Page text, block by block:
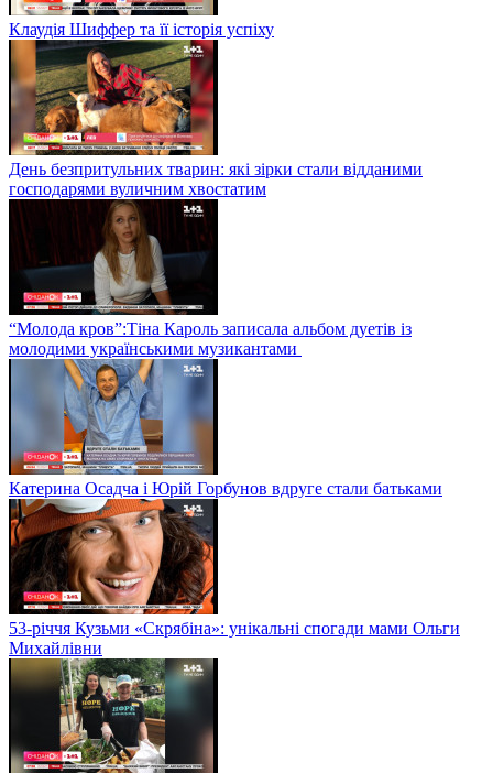
Клаудія Шиффер та її історія успіху
День безпритульних тварин: які зірки стали відданими
господарями вуличним хвостатим
“Молода кров”:Тіна Кароль записала альбом дуетів із
молодими українськими музикантами
Катерина Осадча і Юрій Горбунов вдруге стали батьками
53-річчя Кузьми «Скрябіна»: унікальні спогади мами Ольги
Михайлівни